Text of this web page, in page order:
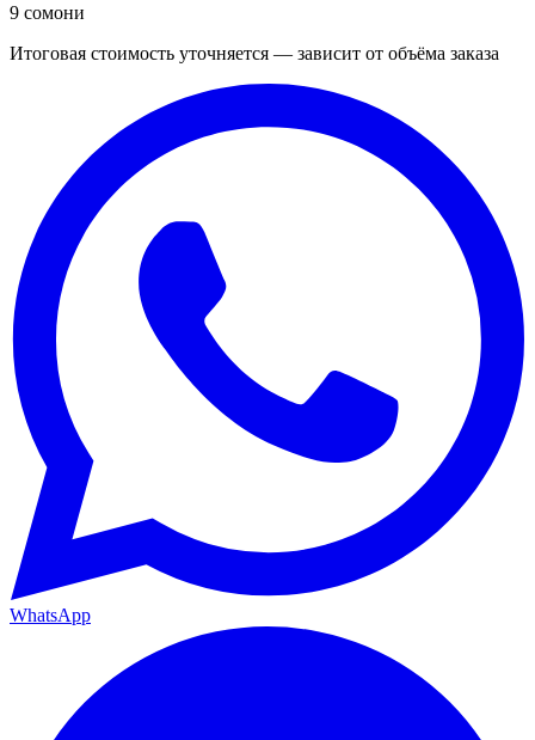
9 сомони
Итоговая стоимость уточняется — зависит от объёма заказа
WhatsApp